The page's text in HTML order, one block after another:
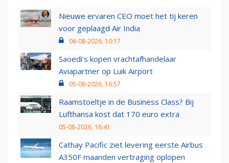
Nieuwe ervaren CEO moet het tij keren
voor geplaagd Air India
06-08-2026, 10:17
Saoedi’s kopen vrachtafhandelaar
Aviapartner op Luik Airport
05-08-2026, 16:57
Raamstoeltje in de Business Class? Bij
Lufthansa kost dat 170 euro extra
05-08-2026, 16:41
Cathay Pacific ziet levering eerste Airbus
A350F maanden vertraging oplopen